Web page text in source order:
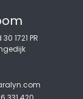
1721 PR